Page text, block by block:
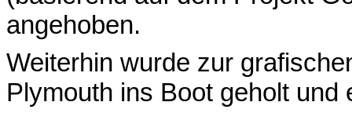
angehoben.
Weiterhin wurde zur
Plymouth ins Boot geholt und